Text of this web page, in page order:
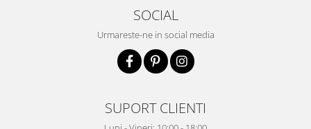
SOCIAL
Urmareste-ne in social media
SUPORT CLIENTI